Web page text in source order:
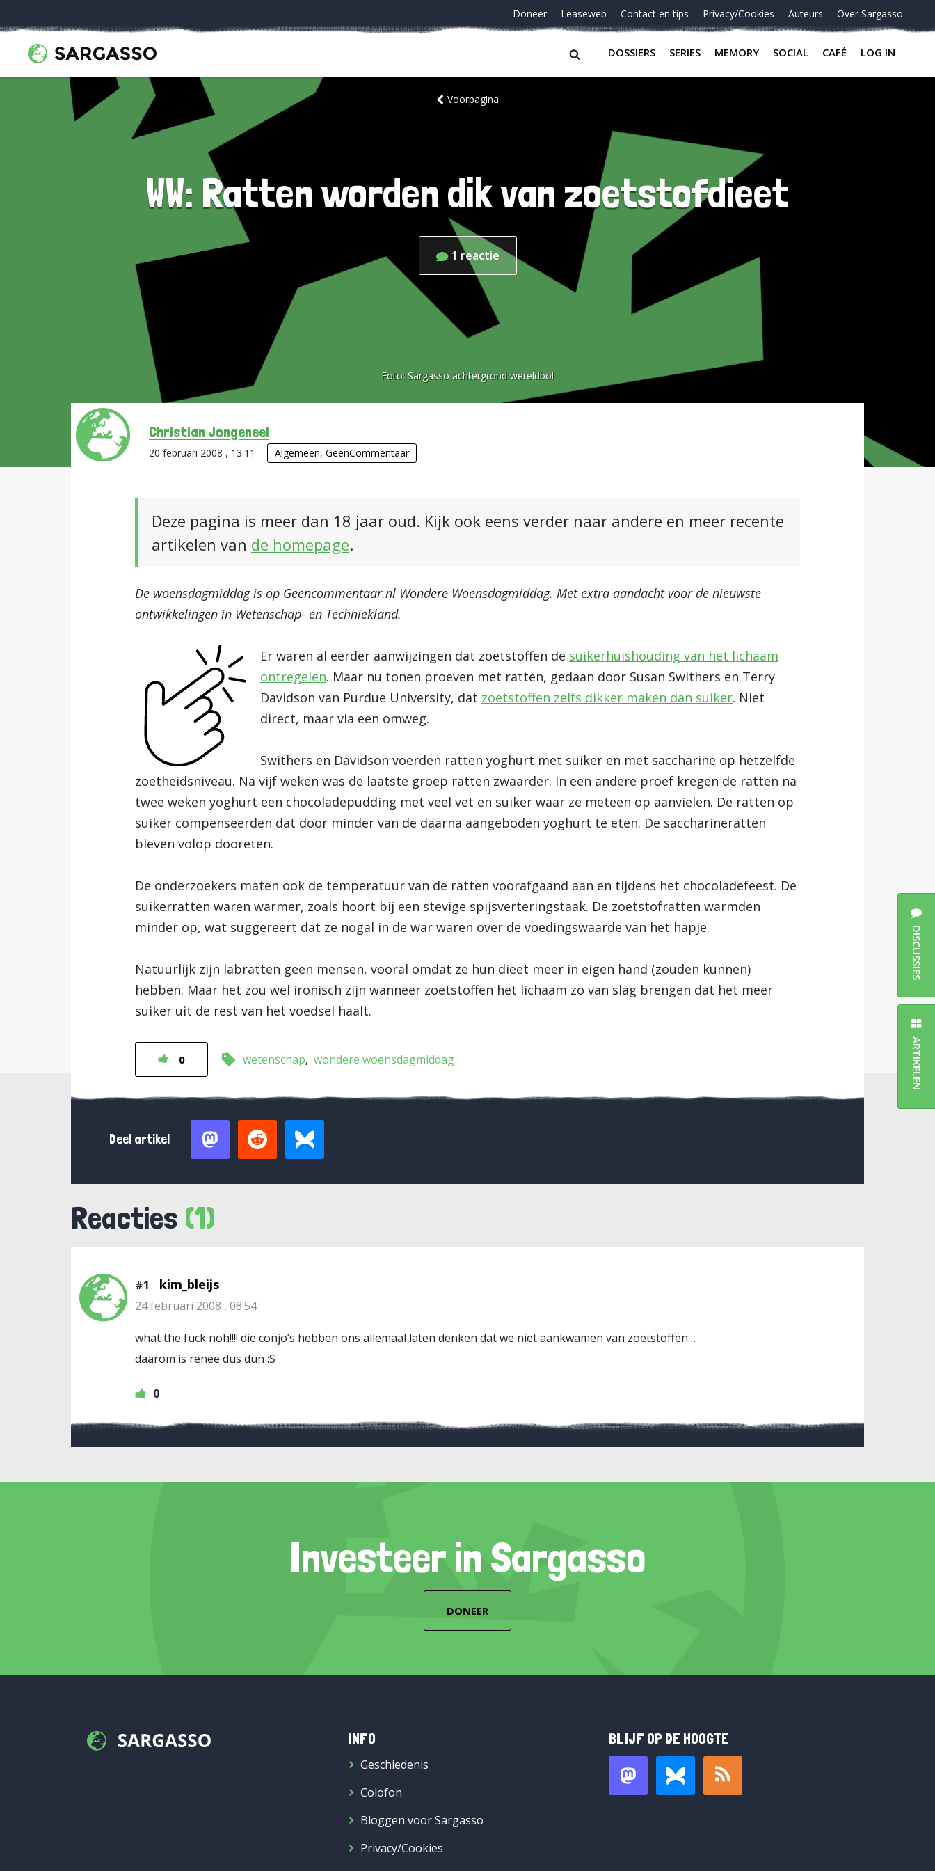
Doneer Leaseweb Contact en tips Privacy/Cookies Auteurs Over Sargasso
DOSSIERS SERIES MEMORY SOCIAL CAFÉ LOG IN
Voorpagina
WW: Ratten worden dik van zoetstofdieet
1 reactie
Foto: Sargasso achtergrond wereldbol
Christian Jongeneel
20 februari 2008 , 13:11 Algemeen, GeenCommentaar
Deze pagina is meer dan 18 jaar oud. Kijk ook eens verder naar andere en meer recente
artikelen van de homepage.
De woensdagmiddag is op Geencommentaar.nl Wondere Woensdagmiddag. Met extra aandacht voor de nieuwste
ontwikkelingen in Wetenschap- en Techniekland.
Er waren al eerder aanwijzingen dat zoetstoffen de suikerhuishouding van het lichaam
ontregelen. Maar nu tonen proeven met ratten, gedaan door Susan Swithers en Terry
Davidson van Purdue University, dat zoetstoffen zelfs dikker maken dan suiker. Niet
direct, maar via een omweg.
Swithers en Davidson voerden ratten yoghurt met suiker en met saccharine op hetzelfde
zoetheidsniveau. Na vijf weken was de laatste groep ratten zwaarder. In een andere proef kregen de ratten na
twee weken yoghurt een chocoladepudding met veel vet en suiker waar ze meteen op aanvielen. De ratten op
suiker compenseerden dat door minder van de daarna aangeboden yoghurt te eten. De saccharineratten
bleven volop dooreten.
De onderzoekers maten ook de temperatuur van de ratten voorafgaand aan en tijdens het chocoladefeest. De
suikerratten waren warmer, zoals hoort bij een stevige spijsverteringstaak. De zoetstofratten warmden
minder op, wat suggereert dat ze nogal in de war waren over de voedingswaarde van het hapje.
Natuurlijk zijn labratten geen mensen, vooral omdat ze hun dieet meer in eigen hand (zouden kunnen)
hebben. Maar het zou wel ironisch zijn wanneer zoetstoffen het lichaam zo van slag brengen dat het meer
suiker uit de rest van het voedsel haalt.
0 wetenschap wondere woensdagmiddag
Deel artikel
Reacties (1)
#1 kim_bleijs
24 februari 2008 , 08:54
what the fuck noh!!!! die conjo’s hebben ons allemaal laten denken dat we niet aankwamen van zoetstoffen…
daarom is renee dus dun :S
0
Investeer in Sargasso
DONEER
INFO
Geschiedenis
Colofon
Bloggen voor Sargasso
Privacy/Cookies
BLIJF OP DE HOOGTE
DISCUSSIES
ARTIKELEN